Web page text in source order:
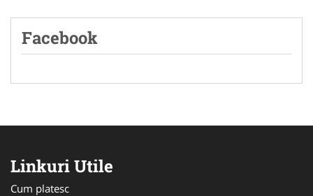
Facebook
Linkuri Utile
Cum platesc